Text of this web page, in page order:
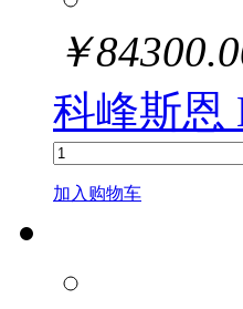
￥
科峰斯恩
加入购物车